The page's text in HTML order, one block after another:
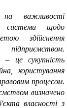
важливості
системи щодо
здійснення
– це сукупність
користування
процесом.
визначено
власності з